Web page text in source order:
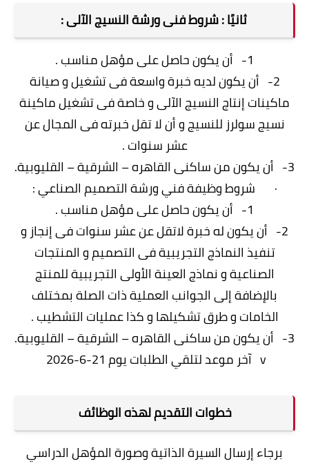
ثانيًا : شروط فنى ورشة النسيج الآلى :
1- أن يكون حاصل على مؤهل مناسب .
2- أن يكون لديه خبرة واسعة فى تشغيل و صيانة
ماكينات إنتاج النسيج الآلى و خاصة فى تشغيل ماكينة
نسيج سولرز للنسيج و أن لا تقل خبرته فى المجال عن
عشر سنوات .
3- أن يكون من ساكنى القاهره – الشرقية – القليوبية.
· شروط وظيفة فني ورشة التصميم الصناعي :
1- أن يكون حاصل على مؤهل مناسب .
2- أن يكون له خبرة لاتقل عن عشر سنوات فى إنجاز و
تنفيذ النماذج التجريبية فى التصميم و المنتجات
الصناعية و نماذج العينة الأولى التجريبية للمنتج
بالإضافة إلى الجوانب العملية ذات الصلة بمختلف
الخامات و طرق تشكيلها و كذا عمليات التشطيب .
3- أن يكون من ساكنى القاهره – الشرقية – القليوبية.
v آخر موعد لتلقي الطلبات يوم 21-6-2026
خطوات التقديم لهذه الوظائف
برجاء إرسال السيرة الذاتية وصورة المؤهل الدراسي